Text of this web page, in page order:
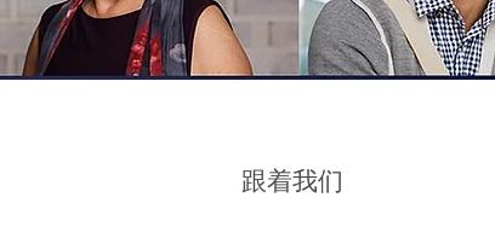
跟着我们